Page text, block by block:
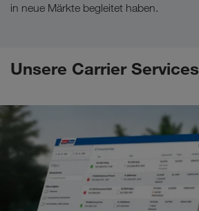
in neue Märkte begleitet haben.
Unsere Carrier Services